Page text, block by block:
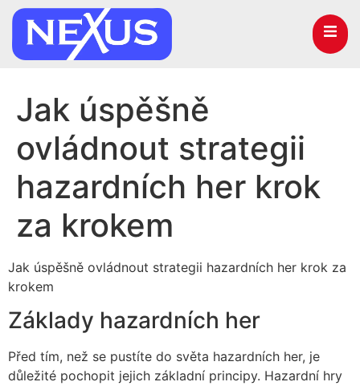
Jak úspěšně
ovládnout strategii
hazardních her krok
za krokem
Jak úspěšně ovládnout strategii hazardních her krok za
krokem
Základy hazardních her
Před tím, než se pustíte do světa hazardních her, je
důležité pochopit jejich základní principy. Hazardní hry